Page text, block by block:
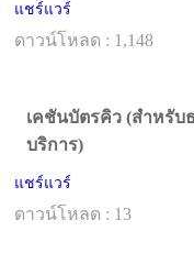
แชร์แวร์
ดาวน์โหลด : 1,148
เคชันบัตรคิว (สำหรับ
บริการ)
แชร์แวร์
ดาวน์โหลด : 13